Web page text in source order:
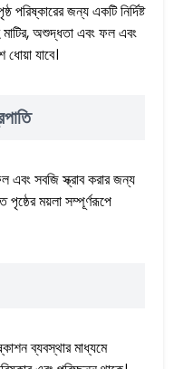
জন্য একটি নির্দিষ্ট
অশুদ্ধতা এবং ফল এবং
ধোয়া যাবে।
এবং সবজি স্ক্রাব করার জন্য
পৃষ্ঠের ময়লা সম্পূর্ণরূপে
ব্যবস্থার মাধ্যমে